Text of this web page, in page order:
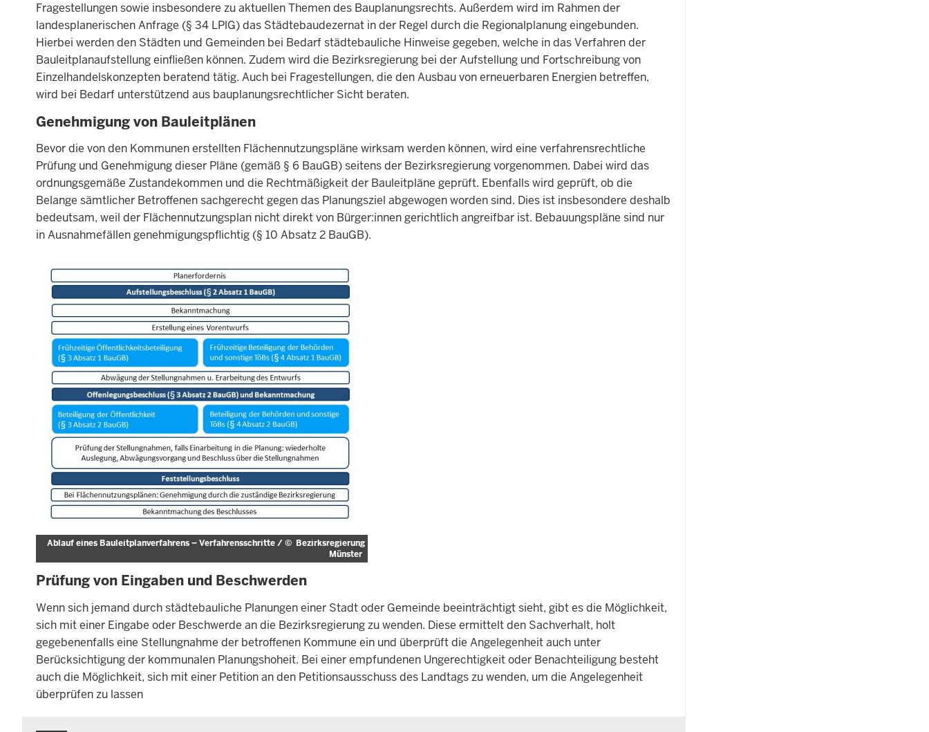
Fragestellungen sowie insbesondere zu aktuellen Themen des Bauplanungsrechts. Außerdem wird im Rahmen der
landesplanerischen Anfrage (§ 34 LPlG) das Städtebaudezernat in der Regel durch die Regionalplanung eingebunden.
Hierbei werden den Städten und Gemeinden bei Bedarf städtebauliche Hinweise gegeben, welche in das Verfahren der
Bauleitplanaufstellung einfließen können. Zudem wird die Bezirksregierung bei der Aufstellung und Fortschreibung von
Einzelhandelskonzepten beratend tätig. Auch bei Fragestellungen, die den Ausbau von erneuerbaren Energien betreffen,
wird bei Bedarf unterstützend aus bauplanungsrechtlicher Sicht beraten.
Genehmigung von Bauleitplänen
Bevor die von den Kommunen erstellten Flächennutzungspläne wirksam werden können, wird eine verfahrensrechtliche
Prüfung und Genehmigung dieser Pläne (gemäß § 6 BauGB) seitens der Bezirksregierung vorgenommen. Dabei wird das
ordnungsgemäße Zustandekommen und die Rechtmäßigkeit der Bauleitpläne geprüft. Ebenfalls wird geprüft, ob die
Belange sämtlicher Betroffenen sachgerecht gegen das Planungsziel abgewogen worden sind. Dies ist insbesondere deshalb
bedeutsam, weil der Flächennutzungsplan nicht direkt von Bürger:innen gerichtlich angreifbar ist. Bebauungspläne sind nur
in Ausnahmefällen genehmigungspflichtig (§ 10 Absatz 2 BauGB).
Ablauf eines Bauleitplanverfahrens – Verfahrensschritte /© Bezirksregierung
Münster
Prüfung von Eingaben und Beschwerden
Wenn sich jemand durch städtebauliche Planungen einer Stadt oder Gemeinde beeinträchtigt sieht, gibt es die Möglichkeit,
sich mit einer Eingabe oder Beschwerde an die Bezirksregierung zu wenden. Diese ermittelt den Sachverhalt, holt
gegebenenfalls eine Stellungnahme der betroffenen Kommune ein und überprüft die Angelegenheit auch unter
Berücksichtigung der kommunalen Planungshoheit. Bei einer empfundenen Ungerechtigkeit oder Benachteiligung besteht
auch die Möglichkeit, sich mit einer Petition an den Petitionsausschuss des Landtags zu wenden, um die Angelegenheit
überprüfen zu lassen